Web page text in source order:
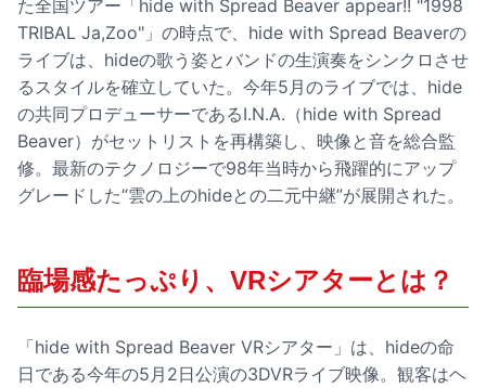
た全国ツアー「hide with Spread Beaver appear!! "1998
TRIBAL Ja,Zoo"」の時点で、hide with Spread Beaverの
ライブは、hideの歌う姿とバンドの生演奏をシンクロさせ
るスタイルを確立していた。今年5月のライブでは、hide
の共同プロデューサーであるI.N.A.（hide with Spread
Beaver）がセットリストを再構築し、映像と音を総合監
修。最新のテクノロジーで98年当時から飛躍的にアップ
グレードした“雲の上のhideとの二元中継”が展開された。
臨場感たっぷり、VRシアターとは？
「hide with Spread Beaver VRシアター」は、hideの命
日である今年の5月2日公演の3DVRライブ映像。観客はヘ